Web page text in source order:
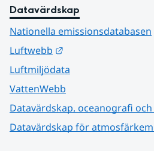
Datavärdskap
Nationella emissionsdatabasen
Luftwebb
Luftmiljödata
VattenWebb
Datavärdskap, oceanografi
Datavärdskap för